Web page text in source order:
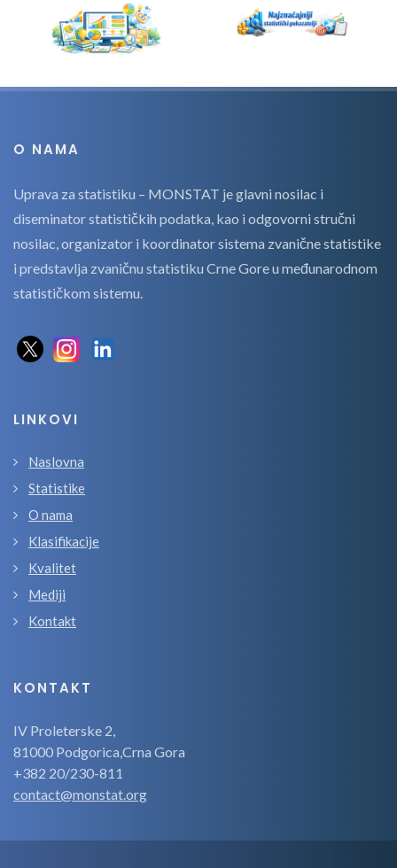
O NAMA
Uprava za statistiku – MONSTAT je glavni nosilac i
diseminator statističkih podatka, kao i odgovorni stručni
nosilac, organizator i koordinator sistema zvanične statistike
i predstavlja zvaničnu statistiku Crne Gore u međunarodnom
statističkom sistemu.
LINKOVI
Naslovna
Statistike
O nama
Klasifikacije
Kvalitet
Mediji
Kontakt
KONTAKT
IV Proleterske 2,
81000 Podgorica,Crna Gora
+382 20/230-811
contact@monstat.org